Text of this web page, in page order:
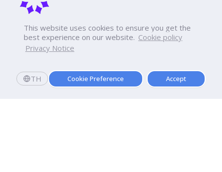
This website uses cookies to ensure you get the
best experience on our website. Cookie policy
Privacy Notice
TH Cookie Preference Accept